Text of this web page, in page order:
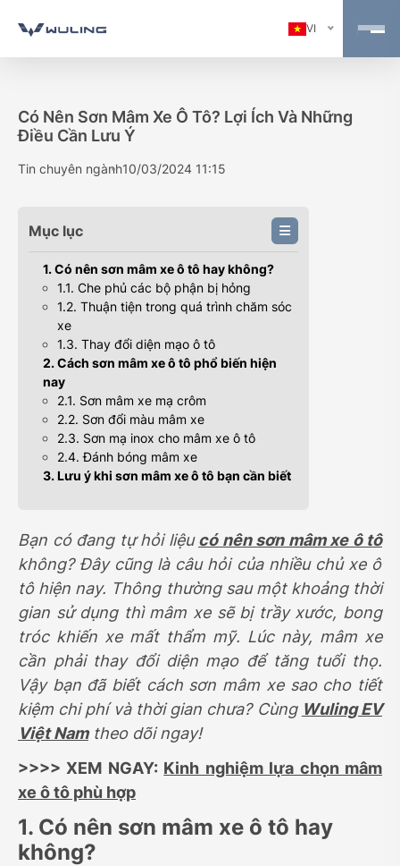
VI
Có Nên Sơn Mâm Xe Ô Tô? Lợi Ích Và Những
Điều Cần Lưu Ý
Tin chuyên ngành10/03/2024 11:15
Mục lục
1. Có nên sơn mâm xe ô tô hay không?
1.1. Che phủ các bộ phận bị hỏng
1.2. Thuận tiện trong quá trình chăm sóc
xe
1.3. Thay đổi diện mạo ô tô
2. Cách sơn mâm xe ô tô phổ biến hiện
nay
2.1. Sơn mâm xe mạ crôm
2.2. Sơn đổi màu mâm xe
2.3. Sơn mạ inox cho mâm xe ô tô
2.4. Đánh bóng mâm xe
3. Lưu ý khi sơn mâm xe ô tô bạn cần biết
Bạn có đang tự hỏi liệucó nên sơn mâm xe ô tô
không? Đây cũng là câu hỏi của nhiều chủ xe ô
tô hiện nay. Thông thường sau một khoảng thời
gian sử dụng thì mâm xe sẽ bị trầy xước, bong
tróc khiến xe mất thẩm mỹ. Lúc này, mâm xe
cần phải thay đổi diện mạo để tăng tuổi thọ.
Vậy bạn đã biết cách sơn mâm xe sao cho tiết
kiệm chi phí và thời gian chưa? Cùng Wuling EV
Việt Namtheo dõi ngay!
>>>> XEM NGAY: Kinh nghiệm lựa chọn mâm
xe ô tô phù hợp
1. Có nên sơn mâm xe ô tô hay
không?